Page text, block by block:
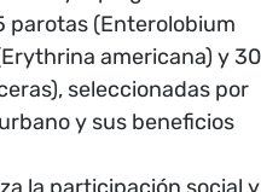
parotas (Enterolobium
americana) y 30
seleccionadas por
y sus beneficios